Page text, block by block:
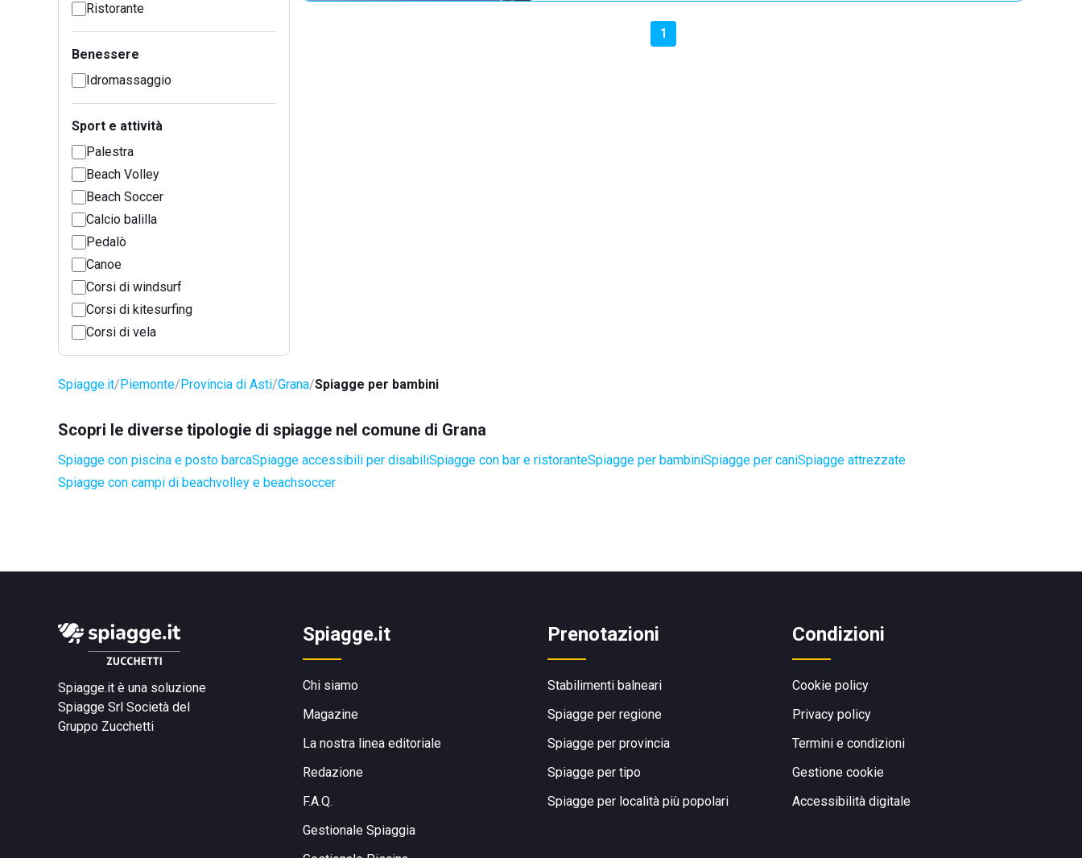
Ristorante
Benessere
Idromassaggio
Sport e attività
Palestra
Beach Volley
Beach Soccer
Calcio balilla
Pedalò
Canoe
Corsi di windsurf
Corsi di kitesurfing
Corsi di vela
1
Spiagge.it Piemonte Provincia di Asti Grana Spiagge per bambini
Scopri le diverse tipologie di spiagge nel comune di Grana
Spiagge con piscina e posto barcaSpiagge accessibili per disabiliSpiagge con bar e ristoranteSpiagge per bambiniSpiagge per caniSpiagge attrezzate
Spiagge con campi di beachvolley e beachsoccer
Spiagge.it è una soluzione
Spiagge Srl Società del
Gruppo Zucchetti
Spiagge.it
Chi siamo
Magazine
La nostra linea editoriale
Redazione
F.A.Q.
Gestionale Spiaggia
Prenotazioni
Stabilimenti balneari
Spiagge per regione
Spiagge per provincia
Spiagge per tipo
Spiagge per località più popolari
Condizioni
Cookie policy
Privacy policy
Termini e condizioni
Gestione cookie
Accessibilità digitale